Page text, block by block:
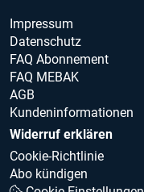
Impressum
Datenschutz
FAQ Abonnement
FAQ MEBAK
AGB
Kundeninformationen
Widerruf erklären
Cookie-Richtlinie
Abo kündigen